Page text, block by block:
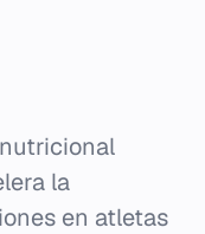
la
en atletas